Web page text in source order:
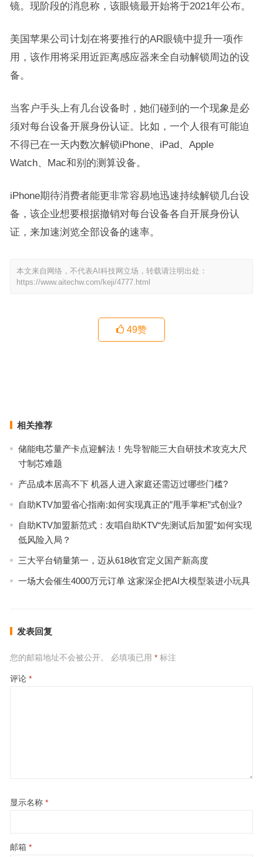
镜。现阶段的消息称，该眼镜最开始将于2021年公布。
美国苹果公司计划在将要推行的AR眼镜中提升一项作
用，该作用将采用近距离感应器来全自动解锁周边的设
备。
当客户手头上有几台设备时，她们碰到的一个现象是必
须对每台设备开展身份认证。比如，一个人很有可能迫
不得已在一天内数次解锁iPhone、iPad、Apple
Watch、Mac和别的测算设备。
iPhone期待消费者能更非常容易地迅速持续解锁几台设
备，该企业想要根据撤销对每台设备各自开展身份认
证，来加速浏览全部设备的速率。
本文来自网络，不代表AI科技网立场，转载请注明出处：
https://www.aitechw.com/keji/4777.html
49赞
相关推荐
储能电芯量产卡点迎解法！先导智能三大自研技术攻克大尺
寸制芯难题
产品成本居高不下 机器人进入家庭还需迈过哪些门槛?
自助KTV加盟省心指南:如何实现真正的”甩手掌柜”式创业?
自助KTV加盟新范式：友唱自助KTV“先测试后加盟”如何实现
低风险入局？
三大平台销量第一，迈从618收官定义国产新高度
一场大会催生4000万元订单 这家深企把AI大模型装进小玩具
发表回复
您的邮箱地址不会被公开。 必填项已用 *标注
评论 *
显示名称 *
邮箱 *